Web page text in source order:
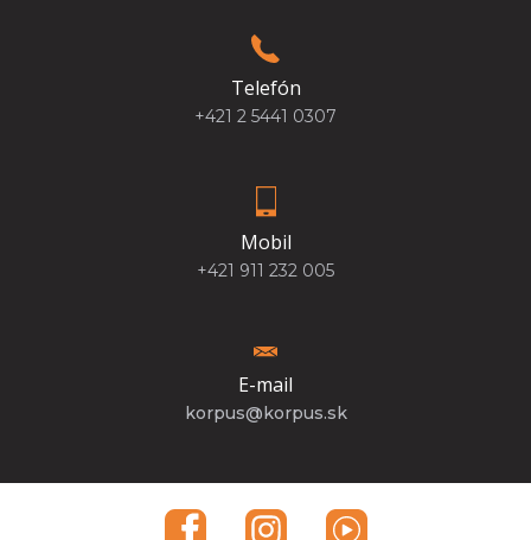
Telefón
+421 2 5441 0307
Mobil
+421 911 232 005
E-mail
korpus@korpus.sk